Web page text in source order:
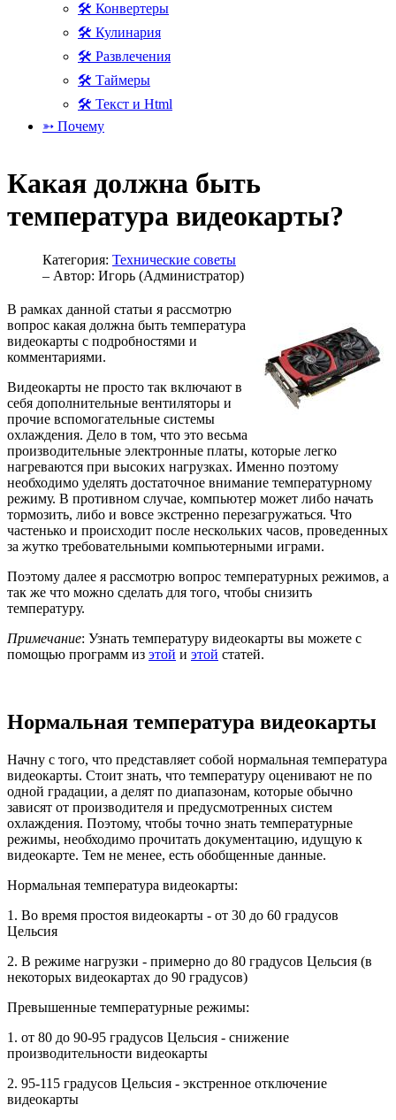
🛠 Конвертеры
🛠 Кулинария
🛠 Развлечения
🛠 Таймеры
🛠 Текст и Html
➳ Почему
Какая должна быть
температура видеокарты?
Категория: Технические советы
– Автор: Игорь (Администратор)
В рамках данной статьи я рассмотрю
вопрос какая должна быть температура
видеокарты с подробностями и
комментариями.
Видеокарты не просто так включают в
себя дополнительные вентиляторы и
прочие вспомогательные системы
охлаждения. Дело в том, что это весьма
производительные электронные платы, которые легко
нагреваются при высоких нагрузках. Именно поэтому
необходимо уделять достаточное внимание температурному
режиму. В противном случае, компьютер может либо начать
тормозить, либо и вовсе экстренно перезагружаться. Что
частенько и происходит после нескольких часов, проведенных
за жутко требовательными компьютерными играми.
Поэтому далее я рассмотрю вопрос температурных режимов, а
так же что можно сделать для того, чтобы снизить
температуру.
Примечание: Узнать температуру видеокарты вы можете с
помощью программ из этой и этой статей.
Нормальная температура видеокарты
Начну с того, что представляет собой нормальная температура
видеокарты. Стоит знать, что температуру оценивают не по
одной градации, а делят по диапазонам, которые обычно
зависят от производителя и предусмотренных систем
охлаждения. Поэтому, чтобы точно знать температурные
режимы, необходимо прочитать документацию, идущую к
видеокарте. Тем не менее, есть обобщенные данные.
Нормальная температура видеокарты:
1. Во время простоя видеокарты - от 30 до 60 градусов
Цельсия
2. В режиме нагрузки - примерно до 80 градусов Цельсия (в
некоторых видеокартах до 90 градусов)
Превышенные температурные режимы:
1. от 80 до 90-95 градусов Цельсия - снижение
производительности видеокарты
2. 95-115 градусов Цельсия - экстренное отключение
видеокарты